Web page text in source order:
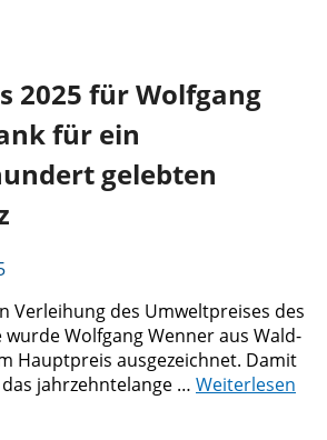
2025 für Wolfgang
für ein
gelebten
Verleihung des Umweltpreises des
Wolfgang Wenner aus Wald-
Hauptpreis ausgezeichnet. Damit
jahrzehntelange … Weiterlesen